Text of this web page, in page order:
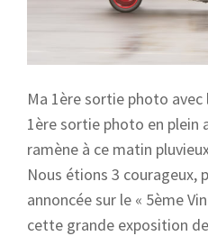
Ma 1ère sortie photo
1ère sortie photo en plein
ramène à ce matin
Nous étions 3 courageux,
annoncée sur le « 5ème
cette grande exposition